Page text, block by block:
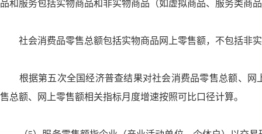
品和服务包括实物商品和非实物商品（如虚拟商品、服务类商
社会消费品零售总额包括实物商品网上零售额，不包括非
根据第五次全国经济普查结果对社会消费品零售总额、网
售总额、网上零售额相关指标月度增速按照可比口径计算。